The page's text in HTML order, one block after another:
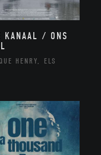
KANAAL / ONS
HENRY, ELS